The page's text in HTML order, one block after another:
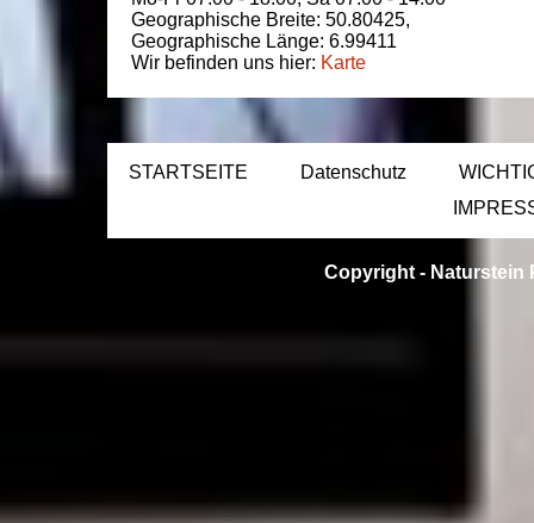
Geographische Breite: 50.80425,
Geographische Länge: 6.99411
Wir befinden uns hier: Karte
STARTSEITE Datenschutz
Copyright - Naturstein